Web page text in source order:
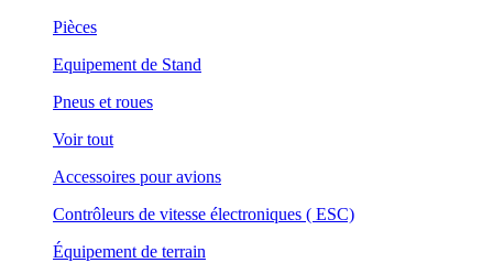
Pièces
Equipement de Stand
Pneus et roues
Voir tout
Accessoires pour avions
Contrôleurs de vitesse électroniques ( ESC)
Équipement de terrain